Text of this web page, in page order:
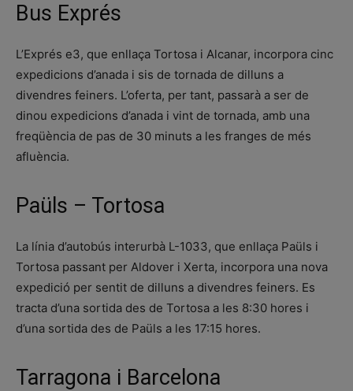
Bus Exprés
L’Exprés e3, que enllaça Tortosa i Alcanar, incorpora cinc
expedicions d’anada i sis de tornada de dilluns a
divendres feiners. L’oferta, per tant, passarà a ser de
dinou expedicions d’anada i vint de tornada, amb una
freqüència de pas de 30 minuts a les franges de més
afluència.
Paüls – Tortosa
La línia d’autobús interurbà L-1033, que enllaça Paüls i
Tortosa passant per Aldover i Xerta, incorpora una nova
expedició per sentit de dilluns a divendres feiners. Es
tracta d’una sortida des de Tortosa a les 8:30 hores i
d’una sortida des de Paüls a les 17:15 hores.
Tarragona i Barcelona